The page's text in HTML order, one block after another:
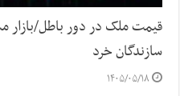
قیمت ملک در دور باطل/
سازندگان خرد
۱۴۰۵/۰۵/۱۸